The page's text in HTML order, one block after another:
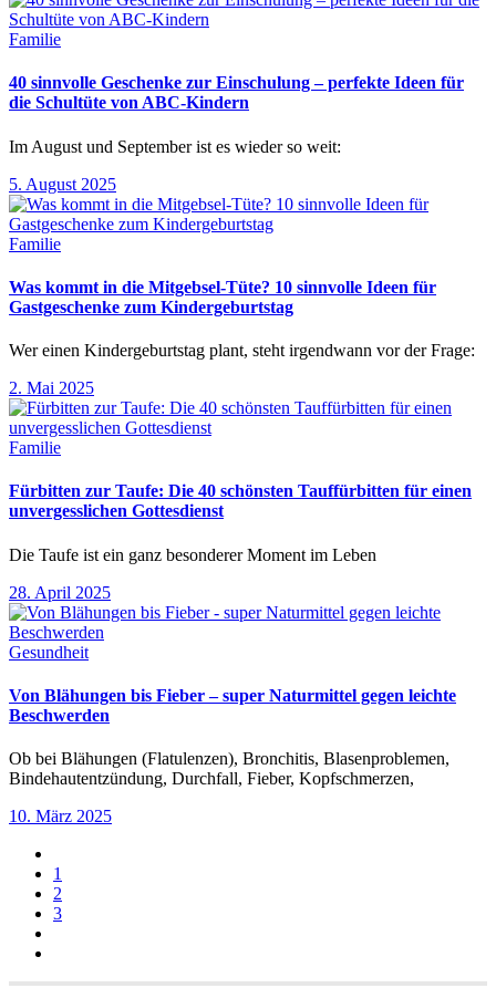
Familie
40 sinnvolle Geschenke zur Einschulung – perfekte Ideen für
die Schultüte von ABC-Kindern
Im August und September ist es wieder so weit:
5. August 2025
Familie
Was kommt in die Mitgebsel-Tüte? 10 sinnvolle Ideen für
Gastgeschenke zum Kindergeburtstag
Wer einen Kindergeburtstag plant, steht irgendwann vor der Frage:
2. Mai 2025
Familie
Fürbitten zur Taufe: Die 40 schönsten Tauffürbitten für einen
unvergesslichen Gottesdienst
Die Taufe ist ein ganz besonderer Moment im Leben
28. April 2025
Gesundheit
Von Blähungen bis Fieber – super Naturmittel gegen leichte
Beschwerden
Ob bei Blähungen (Flatulenzen), Bronchitis, Blasenproblemen,
Bindehautentzündung, Durchfall, Fieber, Kopfschmerzen,
10. März 2025
1
2
3